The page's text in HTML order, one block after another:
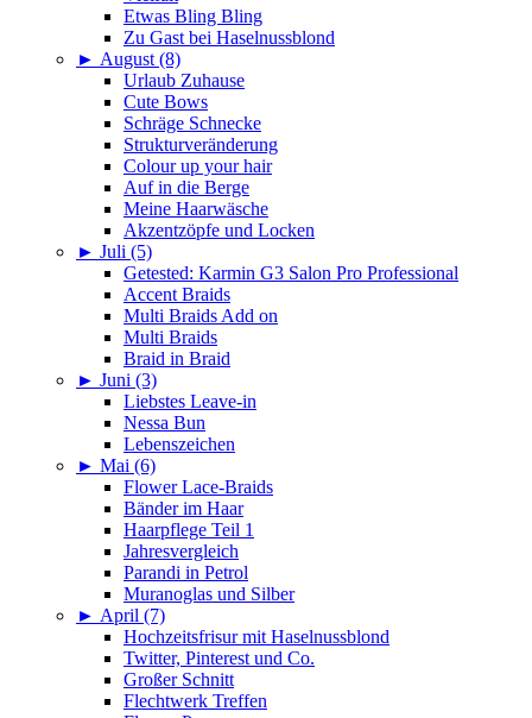
Etwas Bling Bling
Zu Gast bei Haselnussblond
► August (8)
Urlaub Zuhause
Cute Bows
Schräge Schnecke
Strukturveränderung
Colour up your hair
Auf in die Berge
Meine Haarwäsche
Akzentzöpfe und Locken
► Juli (5)
Getested: Karmin G3 Salon Pro Professional
Accent Braids
Multi Braids Add on
Multi Braids
Braid in Braid
► Juni (3)
Liebstes Leave-in
Nessa Bun
Lebenszeichen
► Mai (6)
Flower Lace-Braids
Bänder im Haar
Haarpflege Teil 1
Jahresvergleich
Parandi in Petrol
Muranoglas und Silber
► April (7)
Hochzeitsfrisur mit Haselnussblond
Twitter, Pinterest und Co.
Großer Schnitt
Flechtwerk Treffen